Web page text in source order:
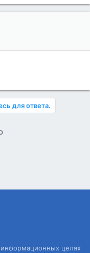
для ответа.
почта
Ссылка
целях